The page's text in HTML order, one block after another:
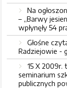
Na
– „Barwy
wpłynęły 54
Głośne
Radziejowie -
15 X 2009r.
seminarium
publicznych